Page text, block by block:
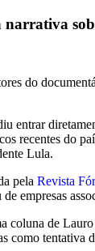
narrativa
do
entrar
recentes do
Lula.
pela Revista
empresas
coluna de
como tentativa